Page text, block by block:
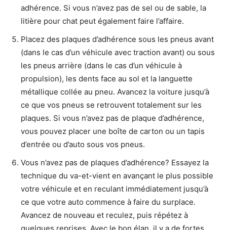
adhérence. Si vous n’avez pas de sel ou de sable, la
litière pour chat peut également faire l’affaire.
Placez des plaques d’adhérence sous les pneus avant
(dans le cas d’un véhicule avec traction avant) ou sous
les pneus arrière (dans le cas d’un véhicule à
propulsion), les dents face au sol et la languette
métallique collée au pneu. Avancez la voiture jusqu’à
ce que vos pneus se retrouvent totalement sur les
plaques. Si vous n’avez pas de plaque d’adhérence,
vous pouvez placer une boîte de carton ou un tapis
d’entrée ou d’auto sous vos pneus.
Vous n’avez pas de plaques d’adhérence? Essayez la
technique du va-et-vient en avançant le plus possible
votre véhicule et en reculant immédiatement jusqu’à
ce que votre auto commence à faire du surplace.
Avancez de nouveau et reculez, puis répétez à